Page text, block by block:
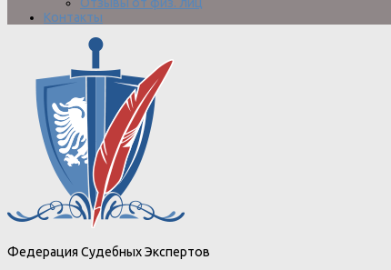
Отзывы от физ. лиц
Контакты
Федерация Судебных Экспертов